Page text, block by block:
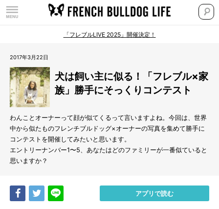
「フレブルLIVE 2025」開催決定！
2017年3月22日
犬は飼い主に似る！「フレブル×家
族」勝手にそっくりコンテスト
わんことオーナーって顔が似てくるって言いますよね。今回は、世界
中から似たものフレンチブルドッグ×オーナーの写真を集めて勝手に
コンテストを開催してみたいと思います。
エントリーナンバー1〜5、あなたはどのファミリーが一番似ていると
思いますか？
Share Tweet アプリで読む